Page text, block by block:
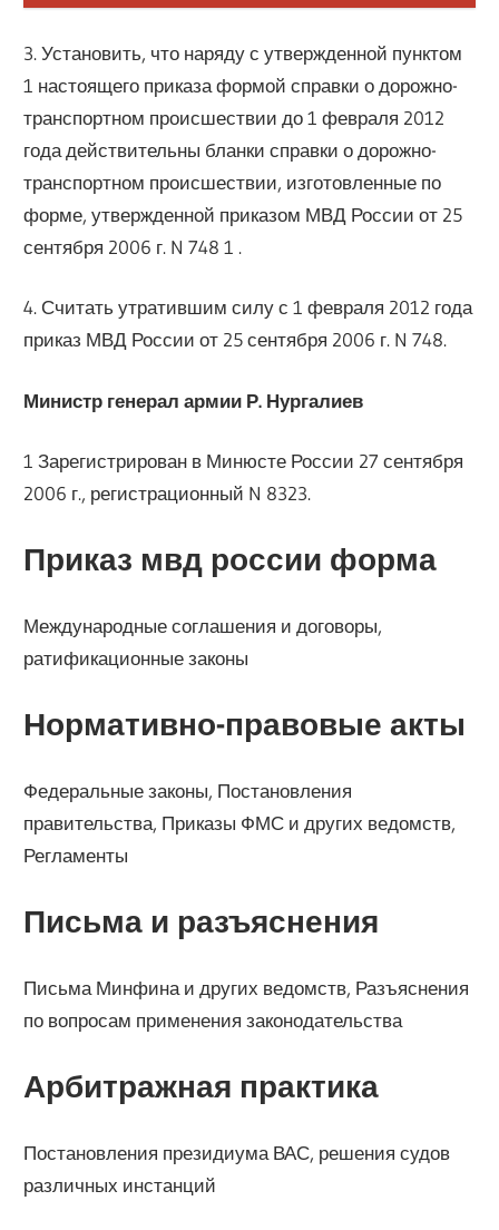
3. Установить, что наряду с утвержденной пунктом
1 настоящего приказа формой справки о дорожно-
транспортном происшествии до 1 февраля 2012
года действительны бланки справки о дорожно-
транспортном происшествии, изготовленные по
форме, утвержденной приказом МВД России от 25
сентября 2006 г. N 748 1 .
4. Считать утратившим силу с 1 февраля 2012 года
приказ МВД России от 25 сентября 2006 г. N 748.
Министр генерал армии Р. Нургалиев
1 Зарегистрирован в Минюсте России 27 сентября
2006 г., регистрационный N 8323.
Приказ мвд россии форма
Международные соглашения и договоры,
ратификационные законы
Нормативно-правовые акты
Федеральные законы, Постановления
правительства, Приказы ФМС и других ведомств,
Регламенты
Письма и разъяснения
Письма Минфина и других ведомств, Разъяснения
по вопросам применения законодательства
Арбитражная практика
Постановления президиума ВАС, решения судов
различных инстанций